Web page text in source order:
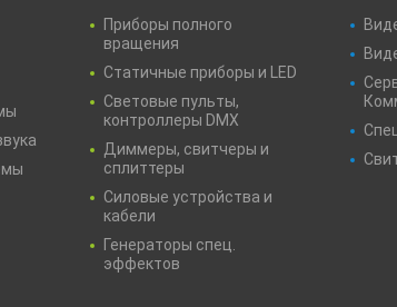
Приборы полного
вращения
Статичные приборы и LED
Световые пульты,
контроллеры DMX
Диммеры, свитчеры и
сплиттеры
Силовые устройства и
кабели
Генераторы спец.
эффектов